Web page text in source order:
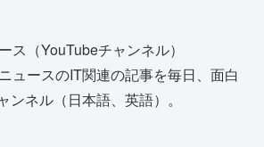
ス（YouTubeチャンネル）
ュースのIT関連の記事を毎日、面白
ンネル（日本語、英語）。